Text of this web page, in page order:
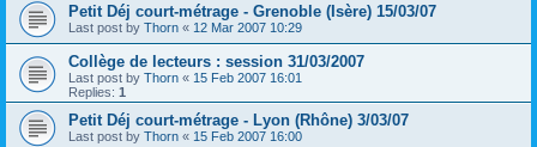
Petit Déj court-métrage - Grenoble (Isère) 15/03/07
Last post by Thorn « 12 Mar 2007 10:29
Collège de lecteurs : session 31/03/2007
Last post by Thorn « 15 Feb 2007 16:01
Replies: 1
Petit Déj court-métrage - Lyon (Rhône) 3/03/07
Last post by Thorn « 15 Feb 2007 16:00